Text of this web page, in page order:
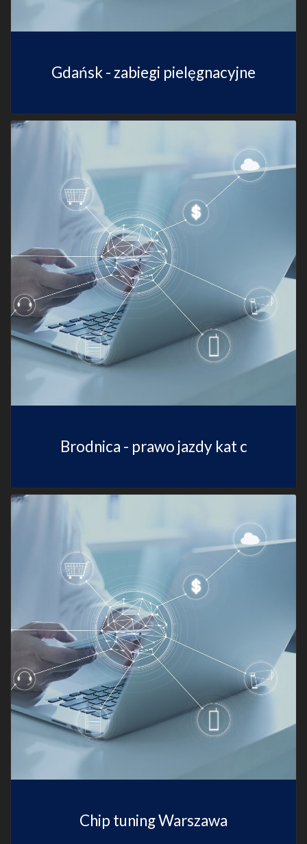
Gdańsk - zabiegi pielęgnacyjne
Brodnica - prawo jazdy kat c
Chip tuning Warszawa